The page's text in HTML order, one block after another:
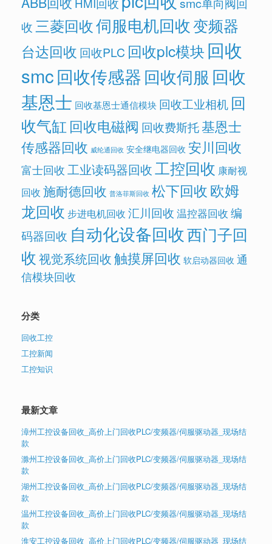
收三菱回收伺服电机回收变频器
台达回收 回收PLC 回收plc模块 回收
smc回收传感器回收伺服 回收
基恩士 回收基恩士通信模块 回收工业相机 回
收气缸 回收电磁阀 回收费斯托基恩士
传感器回收 威纶通回收 安全继电器回收 安川回收
富士回收工业读码器回收工控回收 康耐视
回收 施耐德回收 普洛菲斯回收 松下回收欧姆
龙回收 步进电机回收 汇川回收 温控器回收 编
码器回收 自动化设备回收西门子回
收视觉系统回收触摸屏回收 软启动器回收 通
信模块回收
分类
回收工控
工控新闻
工控知识
最新文章
漳州工控设备回收_高价上门回收PLC/变频器/伺服驱动器_现场结
款
滁州工控设备回收_高价上门回收PLC/变频器/伺服驱动器_现场结
款
湖州工控设备回收_高价上门回收PLC/变频器/伺服驱动器_现场结
款
温州工控设备回收_高价上门回收PLC/变频器/伺服驱动器_现场结
款
淮安工控设备回收_高价上门回收PLC/变频器/伺服驱动器_现场结